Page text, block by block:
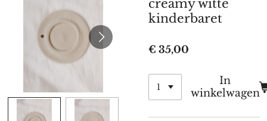
creamy witte
kinderbaret
€ 35,00
In
winkelwagen